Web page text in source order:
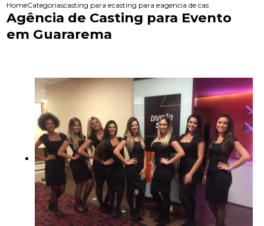
HomeCategoriascasting para eventoscasting para eventoagencia de casting para
Agência de Casting para Evento
em Guararema